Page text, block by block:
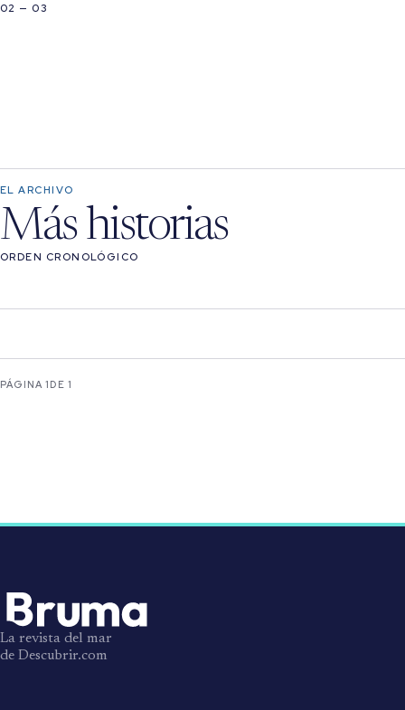
02 — 03
EL ARCHIVO
Más historias
ORDEN CRONOLÓGICO
PÁGINA 1 DE 1
La revista del mar
de Descubrir.com